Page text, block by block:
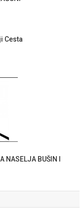
Cesta
NASELJA BUŠIN I